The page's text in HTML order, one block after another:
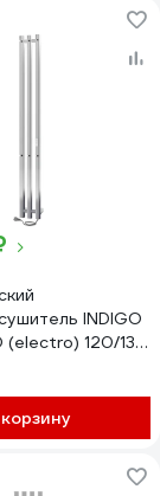
INDIGO
(electro) 120/13